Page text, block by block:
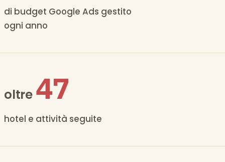
di budget Google Ads gestito
ogni anno
oltre 50
hotel e attività seguite